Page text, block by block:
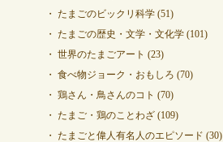
たまごのビックリ科学(51)
たまごの歴史・文学・文化学(101)
世界のたまごアート (23)
食べ物ジョーク・おもしろ (70)
鶏さん・鳥さんのコト (70)
たまご・鶏のことわざ(109)
たまごと偉人有名人のエピソード (30)